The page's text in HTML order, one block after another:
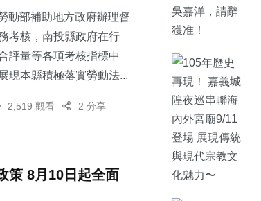
動部補助地方政府辦理督
考核，南投縣政府在行
評量等各項考核指標中
現本縣積極落實勞動法...
2,519 觀看 2 分享
策 8月10日起全面